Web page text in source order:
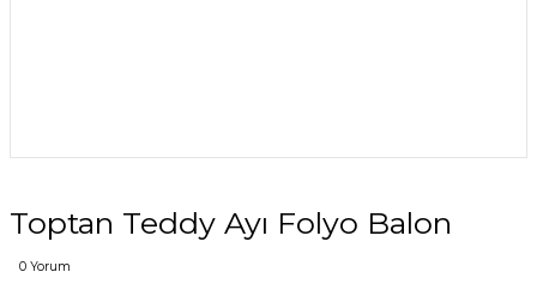
Toptan Teddy Ayı Folyo Balon
0 Yorum